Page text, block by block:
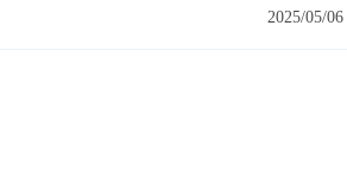
2025/05/06